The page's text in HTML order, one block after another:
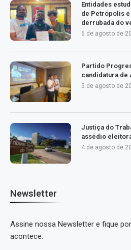
Entidades
de Petrópolis
derrubada do
6 de agosto de
Partido
candidatura de
5 de agosto de
Justiça do
assédio
4 de agosto de
Newsletter
Assine nossa Newsletter e fique
acontece.